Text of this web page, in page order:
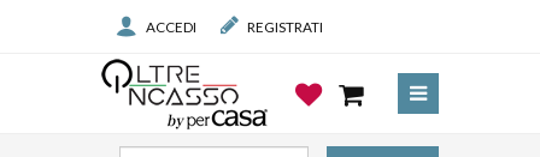
ACCEDI REGISTRATI